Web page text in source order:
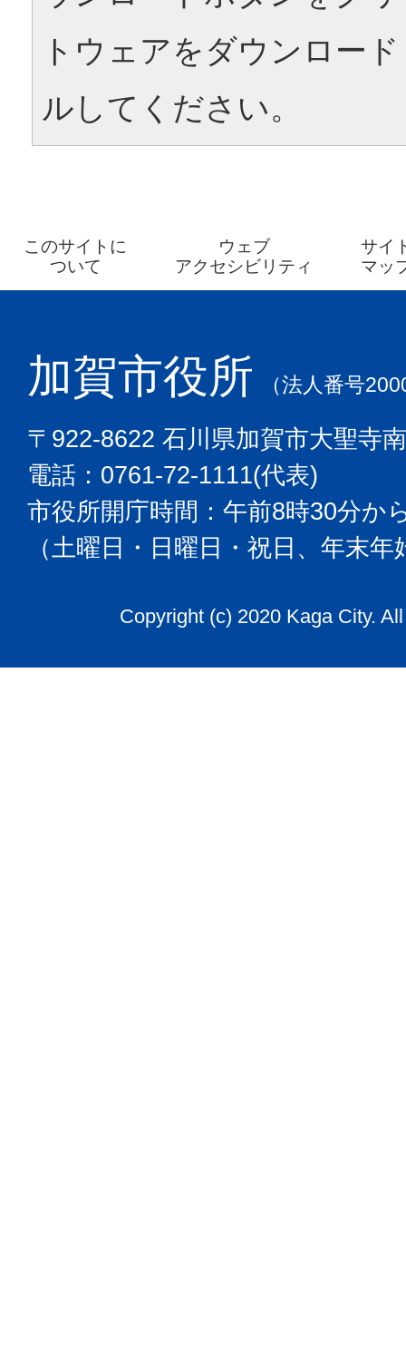
トウェアをダウンロー
ルしてください。
このサイトに
ついて
ウェブ
アクセシビリティ
サイ
マッ
加賀市役所 （法人番号
〒922-8622 石川県加賀市大聖寺
電話：0761-72-1111(代表)
市役所開庁時間：午前8時30分か
（土曜日・日曜日・祝日、年末
Copyright (c) 2020 Kaga City.